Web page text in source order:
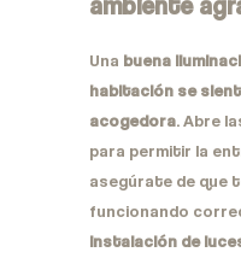
Una buena
habitación se
acogedora. Abre
para permitir la
asegúrate de que
funcionando
instalación de